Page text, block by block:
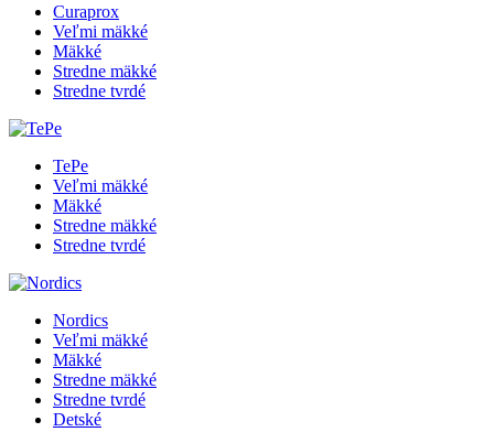
Curaprox
Veľmi mäkké
Mäkké
Stredne mäkké
Stredne tvrdé
TePe
Veľmi mäkké
Mäkké
Stredne mäkké
Stredne tvrdé
Nordics
Veľmi mäkké
Mäkké
Stredne mäkké
Stredne tvrdé
Detské